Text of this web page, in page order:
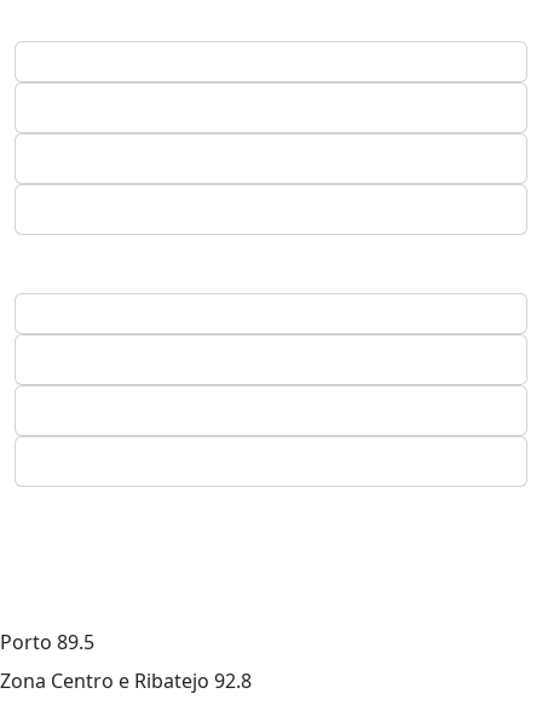
Porto 89.5
Zona Centro e Ribatejo 92.8